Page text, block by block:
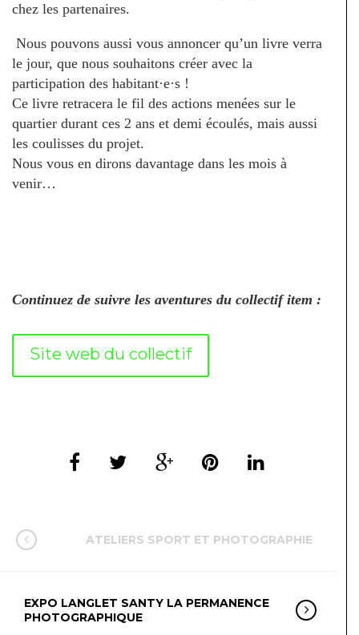
chez les partenaires.
Nous pouvons aussi vous annoncer qu’un livre verra
le jour, que nous souhaitons créer avec la
participation des habitant·e·s !
Ce livre retracera le fil des actions menées sur le
quartier durant ces 2 ans et demi écoulés, mais aussi
les coulisses du projet.
Nous vous en dirons davantage dans les mois à
venir…
Continuez de suivre les aventures du collectif item :
Site web du collectif
ATELIERS SPORT ET PHOTOGRAPHIE
EXPO LANGLET SANTY LA PERMANENCE
PHOTOGRAPHIQUE